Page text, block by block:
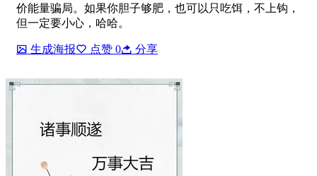
价能量骗局。如果你胆子够肥，也可以只吃饵，不上钩，
但一定要小心，哈哈。
生成海报 点赞 0 分享